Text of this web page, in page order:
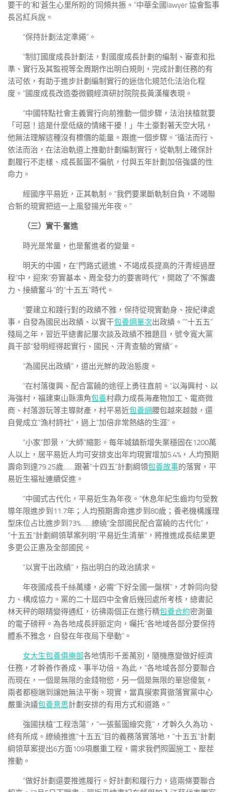
要干的’和‘蒼生心里所盼的’同頻共振。”中華全國lawyer 協會監事
長呂紅兵說。
“保持計劃法定準繩”。
“制訂國度成長計劃法，對國度成長計劃的編制、審查和批
準、實行及其監視等全周期作出明白規則，完成計劃任務的有
法可依，有助于進步計劃編制實行的迷信化規范化法治化程
度。”國度成長改造委微觀經濟研討院院長黃漢權表現。
“中國特點社會主義實行向前推動一個步驟，法治扶植就要
「可惡！這是什麼低級的情緒干擾！」牛土豪對著天空大吼，
他無法理解這種沒有標價的能量。跟進一個步驟。”循法而行、
依法而治，在法治軌道上推動計劃編制實行，從軌制上確保計
劃履行不走樣、成長藍圖不偏航，付與五年計劃加倍強盛的性
命力。
經國序平易近，正其軌制。“我們要果斷軌制自負，不竭聯
合新的現實把這一上風發揚光年夜。”
（三）實干·奮進
時光是常量，也是奮進者的變量。
明天的中國，在“門路式遞進、不竭成長提高的汗青經過歷
程”中，迎來“夯實基本、周全發力的要害時代”，開啟了“不懈盡
力、接續奮斗”的“十五五”時代。
“要建立和踐行對的政績不雅，保持從現實動身、按紀律處
事，自發為國民出政績、以實干包養網單次出政績。”“十五五”
殘局之年，習近平總書記屢次談及政績不雅題目，號令寬大黨
員干部“發明經得起實行、國民、汗青查驗的實績”。
“為國民出政績”，道出光鮮的政治態度。
“在村落復興、配合富饒的途徑上勇往直前。”以海興村、以
海強村，福建東山縣澳角包養村鼎力成長海產物加工、電商微
商、村落游玩等主導財產，村平易近包養網腰包越來越鼓，還
自覺成立“漁村詩社”，過上“加倍非常熱絡的生涯”。
“小家”即景，“大師”縮影。每年城鎮新增失業穩固在1200萬
人以上，居平易近人均可安排支出年均現實增加5.4%，人均預期
壽命到達79.25歲……跟著“十四五”計劃綱領包養故事的落實，平
易近生福祉連續促進。
“中國式古代化，平易近生為年夜。”休息年紀生齒均勻受教
導年限進步到11.7年；人均預期壽命進步到80歲；養老機構護理
型床位占比進步到73%……繚繞“全部國民配合富饒的古代化”，
“十五五”計劃綱領草案列明“平易近生清單”，將推進成長結果更
多更公正惠及全部國民。
“以實干出政績”，指出明白的政治請求。
年夜國成長千絲萬縷，必需“下好全國一盤棋”，才幹同向發
力、構成協力。黨的二十屆四中全會后幾回處所考核，總書記
林天秤的眼睛變得通紅，彷彿兩個正在進行精包養合約密測量
的電子磅秤。為各地成長評脈定向，囑托“各地域各部分要保持
體系不雅念，自發在年夜局下舉動”。
女大生包養俱樂部各地情形千差萬別，隨機應變做好經濟
任務，才幹善作善成、事半功倍。為此，“各地域各部分要聯合
而現在，一個是無限的金錢物慾，另一個是無限的單戀傻氣，
兩者都極端到讓她無法平衡。現實，當真摸索貫徹落實黨中心
嚴重決議包養意思計劃安排的有用方式和道路。”
強國扶植“工程浩蕩”，“一張藍圖繪究竟”，才幹久久為功、
終有所成。繚繞推進“十五五”目的義務落實落地，“十五五”計劃
綱領草案提出6方面109項嚴重工程，需求我們照圖施工、壓茬
推動。
“做好計劃還要推進履行。好計劃和履行力，這兩條要聯合